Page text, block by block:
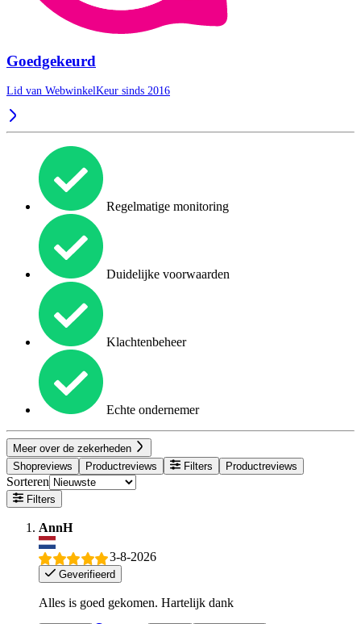
Goedgekeurd
Lid van WebwinkelKeur sinds 2016
Regelmatige monitoring
Duidelijke voorwaarden
Klachtenbeheer
Echte ondernemer
Meer over de zekerheden
Shopreviews
Productreviews Filters Productreviews
Sorteren
Filters
AnnH
3-8-2026
Geverifieerd
Alles is goed gekomen. Hartelijk dank